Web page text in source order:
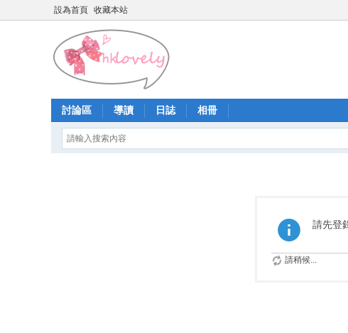
設為首頁 收藏本站
討論區 導讀 日誌 相冊
請先登
請稍候...